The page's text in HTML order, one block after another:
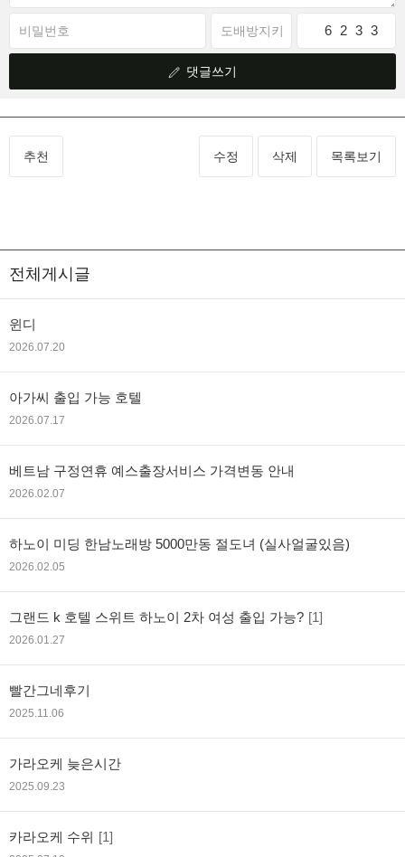
6 2 3 3
댓글쓰기
추천 수정 삭제 목록보기
전체게시글
윈디
2026.07.20
아가씨 출입 가능 호텔
2026.07.17
베트남 구정연휴 예스출장서비스 가격변동 안내
2026.02.07
하노이 미딩 한남노래방 5000만동 절도녀 (실사얼굴있음)
2026.02.05
그랜드 k 호텔 스위트 하노이 2차 여성 출입 가능? [1]
2026.01.27
빨간그네후기
2025.11.06
가라오케 늦은시간
2025.09.23
카라오케 수위 [1]